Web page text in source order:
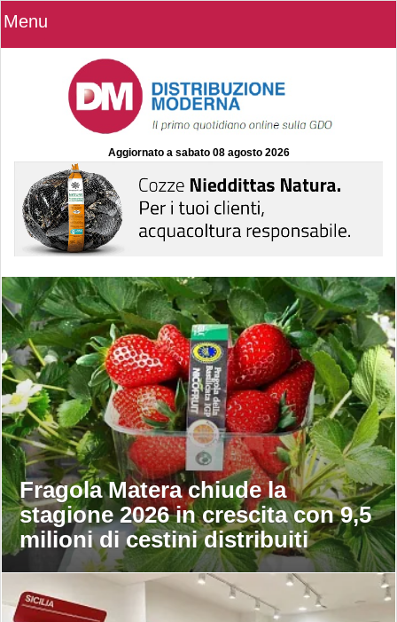
Menu
Aggiornato a sabato 08 agosto 2026
Fragola Matera chiude la
stagione 2026 in crescita con 9,5
milioni di cestini distribuiti